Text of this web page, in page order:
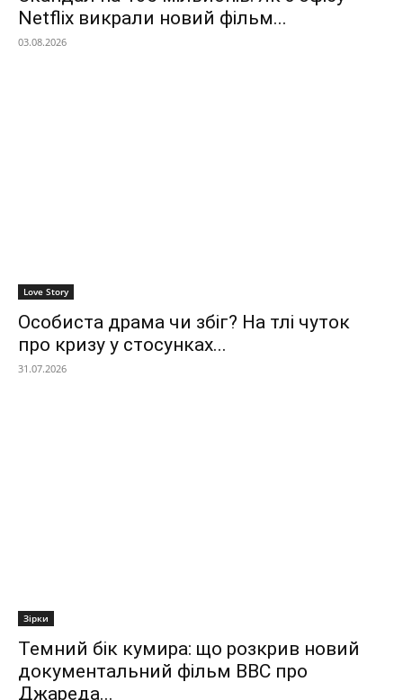
Netflix викрали новий фільм...
03.08.2026
Love Story
Особиста драма чи збіг? На тлі чуток
про кризу у стосунках...
31.07.2026
Зірки
Темний бік кумира: що розкрив новий
документальний фільм ВВС про
Джареда...